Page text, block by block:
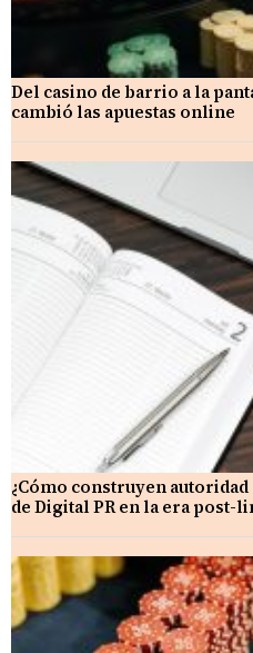
Del casino de barrio a la
cambió las apuestas online
¿Cómo construyen
de Digital PR en la era post-